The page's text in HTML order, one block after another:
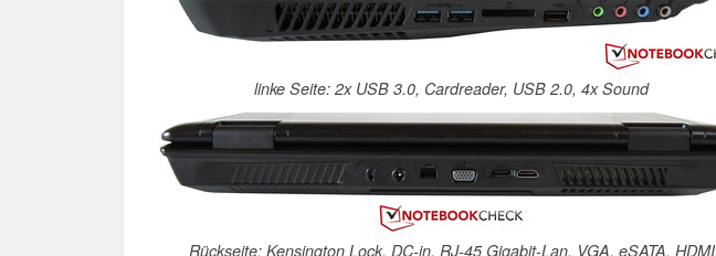
linke Seite: 2x USB 3.0, Cardreader, USB 2.0, 4x Sound
Rückseite: Kensington Lock, DC-in, RJ-45 Gigabit-Lan, VGA, eSATA, HDMI